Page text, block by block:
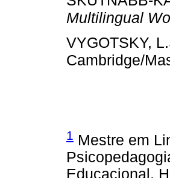
Multilingual
VYGOTSKY,
Cambridge/
1 Mestre em
Educacional,